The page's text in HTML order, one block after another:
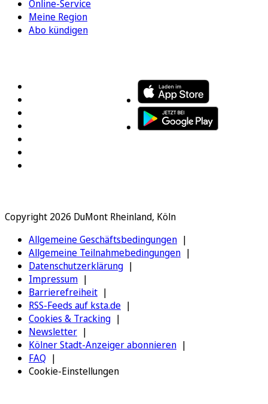
Online-Service
Meine Region
Abo kündigen
Copyright 2026 DuMont Rheinland, Köln
Allgemeine Geschäftsbedingungen
Allgemeine Teilnahmebedingungen
Datenschutzerklärung
Impressum
Barrierefreiheit
RSS-Feeds auf ksta.de
Cookies & Tracking
Newsletter
Kölner Stadt-Anzeiger abonnieren
FAQ
Cookie-Einstellungen